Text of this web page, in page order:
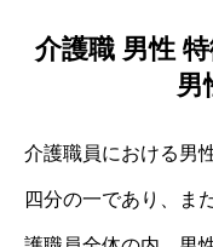
介護職 男性
男
介護職員における男
四分の一であり、ま